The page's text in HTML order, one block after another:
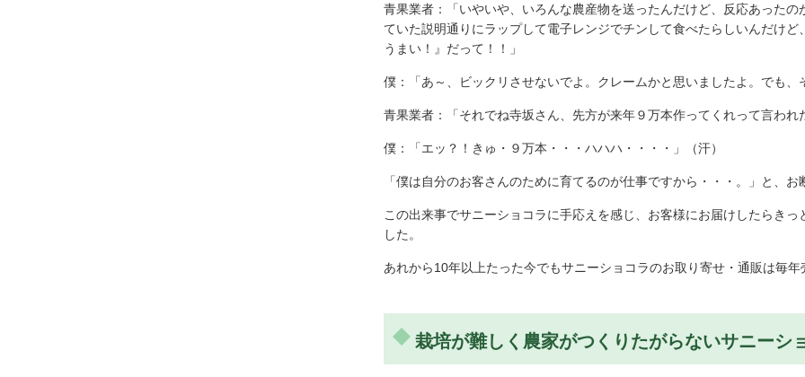
青果業者：「いやいや、いろんな農産物を送ったんだけど、反応あった
ていた説明通りにラップして電子レンジでチンして食べたらしいんだけ
うまい！』だって！！」
僕：「あ～、ビックリさせないでよ。クレームかと思いましたよ。でも
青果業者：「それでね寺坂さん、先方が来年９万本作ってくれって言われ
僕：「エッ？！きゅ・９万本・・・ハハハ・・・・」（汗）
「僕は自分のお客さんのために育てるのが仕事ですから・・・。」と、お
この出来事でサニーショコラに手応えを感じ、お客様にお届けしたらき
した。
あれから10年以上たった今でもサニーショコラのお取り寄せ・通販は毎
栽培が難しく農家がつくりたがらないサニーシ